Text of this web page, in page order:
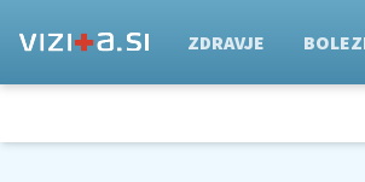
ZDRAVJE